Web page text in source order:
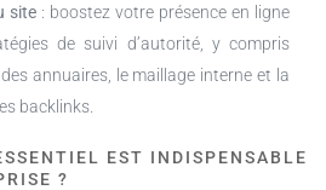
site : boostez votre présence en ligne
de suivi d’autorité, y compris
annuaires, le maillage interne et la
backlinks.
EST INDISPENSABLE
?